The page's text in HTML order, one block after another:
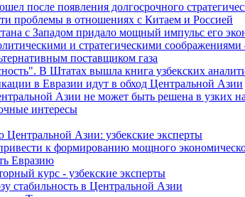
после появления долгосрочного
проблемы в отношениях с Китаем и Россией
с Западом придало мощный импульс его
и стратегическими соображениями
поставщиком газа
В Штатах вышла книга узбекских
в Евразии идут в обход Центральной Азии
Азии не может быть решена в узких
интересы
Центральной Азии: узбекские эксперты
к формированию мощного
Евразию
курс - узбекские эксперты
стабильность в Центральной Азии